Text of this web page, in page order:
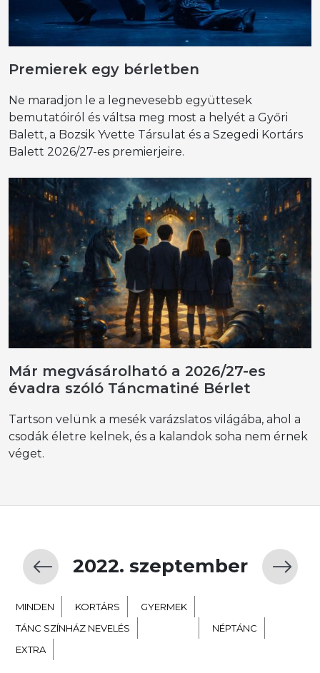
Premierek egy bérletben
Ne maradjon le a legnevesebb együttesek
bemutatóiról és váltsa meg most a helyét a Győri
Balett, a Bozsik Yvette Társulat és a Szegedi Kortárs
Balett 2026/27-es premierjeire.
Már megvásárolható a 2026/27-es
évadra szóló Táncmatiné Bérlet
Tartson velünk a mesék varázslatos világába, ahol a
csodák életre kelnek, és a kalandok soha nem érnek
véget.
2022. szeptember
MINDEN KORTÁRS
GYERMEK
TÁNC SZÍNHÁZ NEVELÉS
NÉPTÁNC
EXTRA